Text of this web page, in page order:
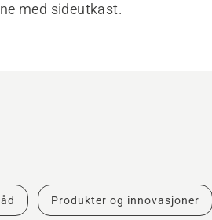
med sideutkast.
Produkter og innovasjoner